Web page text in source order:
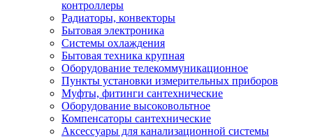
контроллеры
Радиаторы, конвекторы
Бытовая электроника
Системы охлаждения
Бытовая техника крупная
Оборудование телекоммуникационное
Пункты установки измерительных приборов
Муфты, фитинги сантехнические
Оборудование высоковольтное
Компенсаторы сантехнические
Аксессуары для канализационной системы